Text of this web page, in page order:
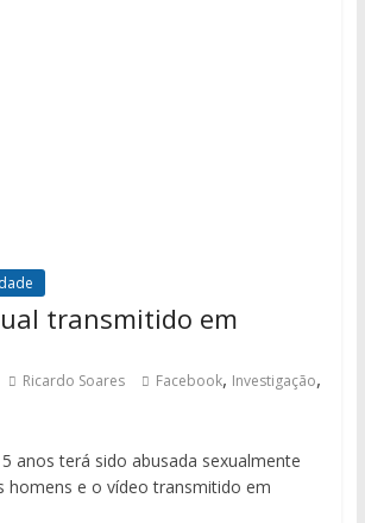
transmitido em
Ricardo Soares Facebook, Investigação,
anos terá sido abusada sexualmente
homens e o vídeo transmitido em